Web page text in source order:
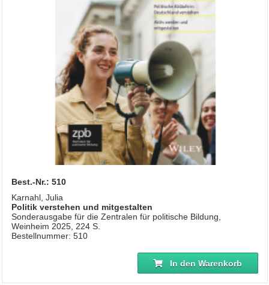
Best.-Nr.: 510
Karnahl, Julia
Politik verstehen und mitgestalten
Sonderausgabe für die Zentralen für politische Bildung,
Weinheim 2025, 224 S.
Bestellnummer: 510
In den Warenkorb